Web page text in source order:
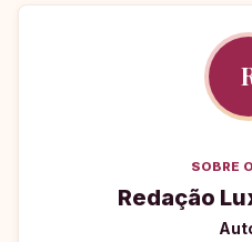
SOBRE
Redação